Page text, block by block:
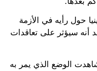
حول رأيه في الأزمة
أنه سيؤثر على تعاقدات
الوضع الذي يمر به